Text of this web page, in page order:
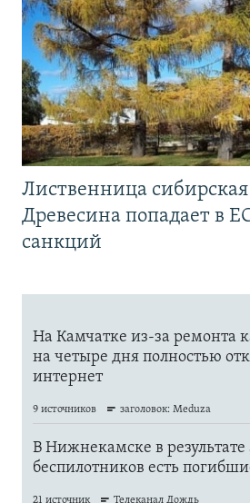
Лиственница
Древесина попадает в
санкций